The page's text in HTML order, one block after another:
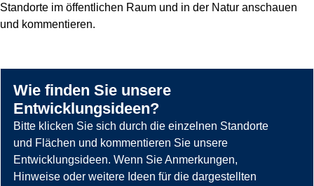
Standorte im öffentlichen Raum und in der Natur anschauen
und kommentieren.
Wie finden Sie unsere
Entwicklungsideen?
Bitte klicken Sie sich durch die einzelnen Standorte
und Flächen und kommentieren Sie unsere
Entwicklungsideen. Wenn Sie Anmerkungen,
Hinweise oder weitere Ideen für die dargestellten